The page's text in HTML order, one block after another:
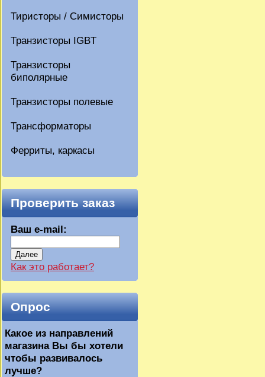
Тиристоры / Симисторы
Транзисторы IGBT
Транзисторы
биполярные
Транзисторы полевые
Трансформаторы
Ферриты, каркасы
Проверить заказ
Ваш e-mail:
Далее
Как это работает?
Опрос
Какое из направлений
магазина Вы бы хотели
чтобы развивалось
лучше?